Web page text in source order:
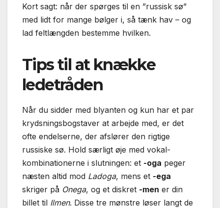
Kort sagt: når der spørges til en ”russisk sø”
med lidt for mange bølger i, så tænk hav – og
lad feltlængden bestemme hvilken.
Tips til at knække
ledetråden
Når du sidder med blyanten og kun har et par
krydsningsbogstaver at arbejde med, er det
ofte endelserne, der afslører den rigtige
russiske sø. Hold særligt øje med vokal-
kombinationerne i slutningen: et -oga peger
næsten altid mod Ladoga, mens et -ega
skriger på Onega, og et diskret -men er din
billet til Ilmen. Disse tre mønstre løser langt de